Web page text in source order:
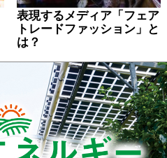
表現するメディア「フェア
トレードファッション」と
は？